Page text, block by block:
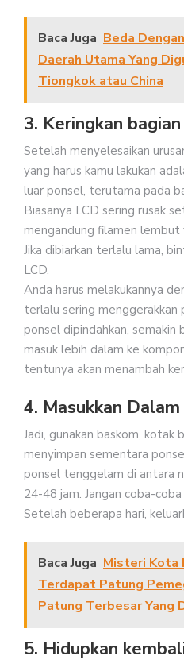
Baca Juga Beda
Daerah Utama Yang
Tiongkok atau China
3. Keringkan
Setelah menyelesaikan
yang harus kamu lakukan
luar ponsel, terutama pada
Biasanya LCD sering rusak
mengandung filamen
Jika dibiarkan terlalu lama,
LCD.
Anda harus melakukannya
terlalu sering menggerakkan
ponsel dipindahkan, semakin
masuk lebih dalam ke
tentunya akan menambah
4. Masukkan
Jadi, gunakan baskom, kotak
menyimpan sementara
ponsel tenggelam di antara
24-48 jam. Jangan coba-
Setelah beberapa hari,
Baca Juga Misteri Kota
Terdapat Patung
Patung Terbesar Yang
5. Hidupkan